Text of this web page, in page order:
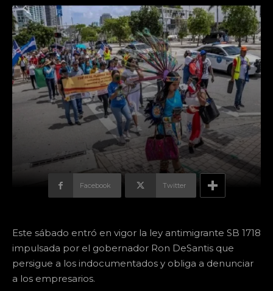
Facebook Twitter
Este sábado entró en vigor la ley antimigrante SB 1718
impulsada por el gobernador Ron DeSantis que
persigue a los indocumentados y obliga a denunciar
a los empresarios.